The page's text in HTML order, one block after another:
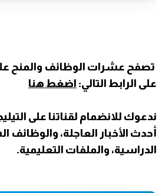
تصفح عشرات الوظائف والمنح
على الرابط التالي: اضغط هنا
ندعوك للانضمام لقناتنا على
أحدث الأخبار العاجلة، والوظائف
الدراسية، والملفات التعليمية.